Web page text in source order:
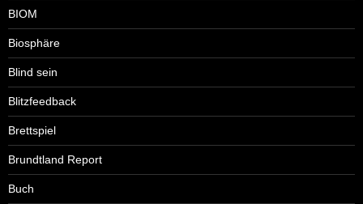
BIOM
Biosphäre
Blind sein
Blitzfeedback
Brettspiel
Brundtland Report
Buch